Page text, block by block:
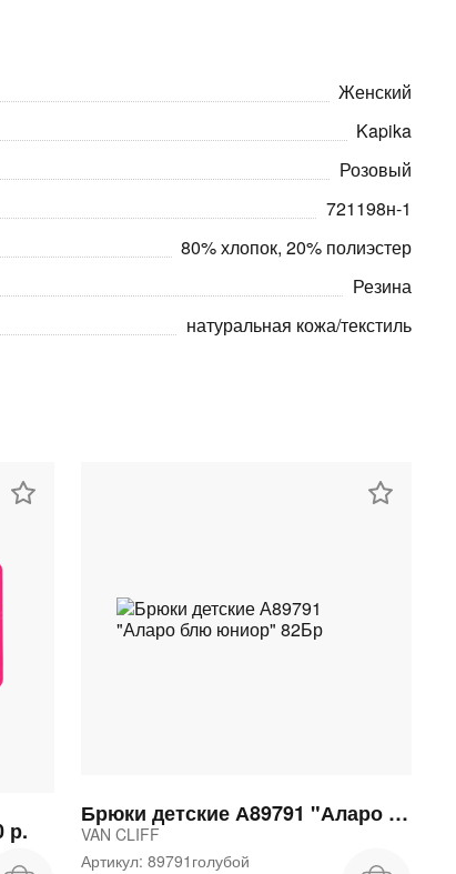
Женский
Kapika
Розовый
721198н-1
80% хлопок, 20% полиэстер
Резина
натуральная кожа/текстиль
р.
Брюки детские А89791 "Аларо блю юниор" 82Бр
VAN CLIFF
Артикул: 89791голубой